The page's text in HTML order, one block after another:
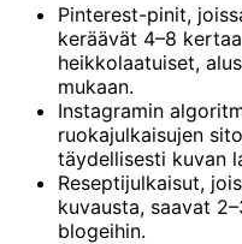
Pinterest-pinit,
keräävät 4–8
heikkolaatuiset,
mukaan.
Instagramin
ruokajulkaisujen
täydellisesti kuvan
Reseptijulkaisut,
kuvausta, saavat
blogeihin.